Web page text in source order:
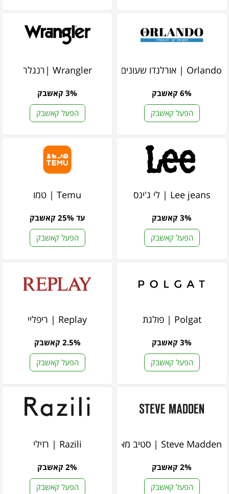
Orlando | אורלנדו שעונים
6% קאשבק
הפעל קאשבק
Wrangler |רנגלר
3% קאשבק
הפעל קאשבק
Lee jeans | לי ג'ינס
3% קאשבק
הפעל קאשבק
Temu | טמו
עד 25% קאשבק
הפעל קאשבק
Polgat | פולגת
3% קאשבק
הפעל קאשבק
Replay | ריפליי
2.5% קאשבק
הפעל קאשבק
Steve Madden | סטיב מאדן
2% קאשבק
הפעל קאשבק
Razili | רזילי
2% קאשבק
הפעל קאשבק